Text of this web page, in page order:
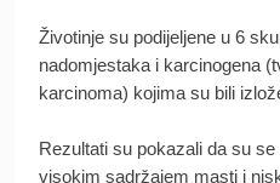
Životinje su podijeljene u 6
nadomjestaka i karcinogena
karcinoma) kojima su bili
Rezultati su pokazali da su
visokim sadržajem masti i